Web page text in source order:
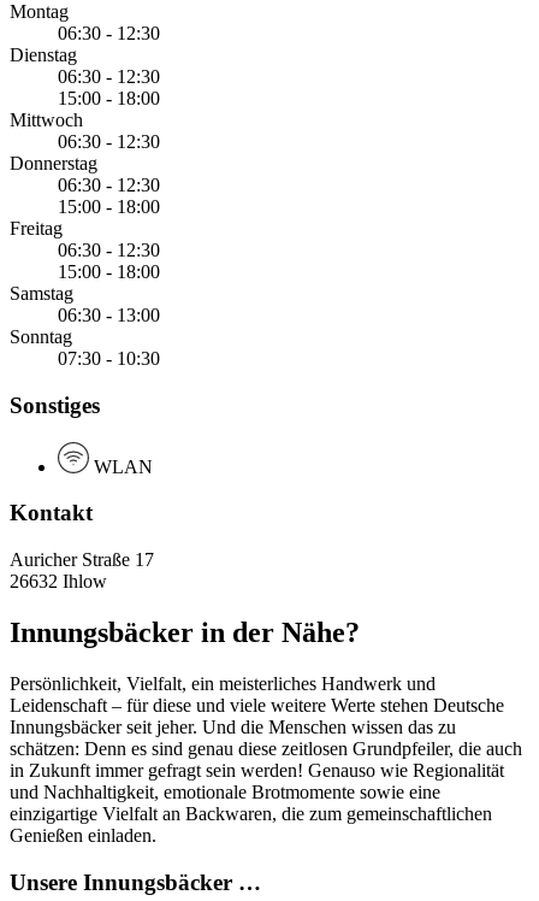
Montag
06:30 - 12:30
Dienstag
06:30 - 12:30
15:00 - 18:00
Mittwoch
06:30 - 12:30
Donnerstag
06:30 - 12:30
15:00 - 18:00
Freitag
06:30 - 12:30
15:00 - 18:00
Samstag
06:30 - 13:00
Sonntag
07:30 - 10:30
Sonstiges
WLAN
Kontakt
Auricher Straße 17
26632 Ihlow
Innungsbäcker in der Nähe?
Persönlichkeit, Vielfalt, ein meisterliches Handwerk und
Leidenschaft – für diese und viele weitere Werte stehen Deutsche
Innungsbäcker seit jeher. Und die Menschen wissen das zu
schätzen: Denn es sind genau diese zeitlosen Grundpfeiler, die auch
in Zukunft immer gefragt sein werden! Genauso wie Regionalität
und Nachhaltigkeit, emotionale Brotmomente sowie eine
einzigartige Vielfalt an Backwaren, die zum gemeinschaftlichen
Genießen einladen.
Unsere Innungsbäcker …